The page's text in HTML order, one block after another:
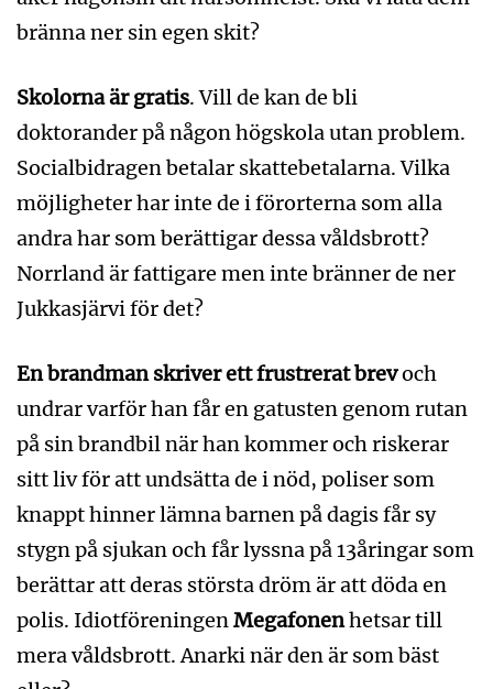
bränna ner sin egen skit?
Skolorna är gratis. Vill de kan de bli
doktorander på någon högskola utan problem.
Socialbidragen betalar skattebetalarna. Vilka
möjligheter har inte de i förorterna som alla
andra har som berättigar dessa våldsbrott?
Norrland är fattigare men inte bränner de ner
Jukkasjärvi för det?
En brandman skriver ett frustrerat brevoch
undrar varför han får en gatusten genom rutan
på sin brandbil när han kommer och riskerar
sitt liv för att undsätta de i nöd, poliser som
knappt hinner lämna barnen på dagis får sy
stygn på sjukan och får lyssna på 13åringar som
berättar att deras största dröm är att döda en
polis. IdiotföreningenMegafonenhetsar till
mera våldsbrott. Anarki när den är som bäst